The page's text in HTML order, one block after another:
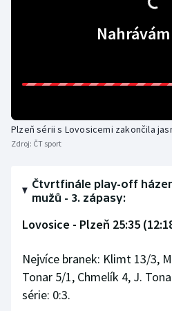
Plavání
Ragby
Rychlobruslení
Sportovní střelba
Plzeň sérii s Lovosicemi zakončila
Zdroj: ČT sport
Čtvrtfinále play-off
mužů - 3. zápasy:
Lovosice - Plzeň 25:35
Nejvíce branek: Klimt 13/3,
Tonar 5/1, Chmelík 4, J.
série: 0:3.